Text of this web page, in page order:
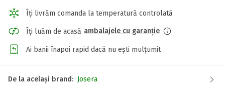
Îți livrăm comanda la temperatură controlată
Îți luăm de acasă ambalajele cu garanție
Ai banii înapoi rapid dacă nu ești mulțumit
De la același brand: Josera